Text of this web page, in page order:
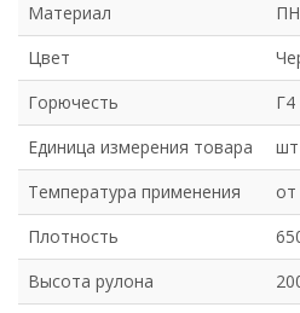
Материал
Цвет
Горючесть
Г4
Единица измерения товара
шт
Температура применения
от
Плотность
Высота рулона